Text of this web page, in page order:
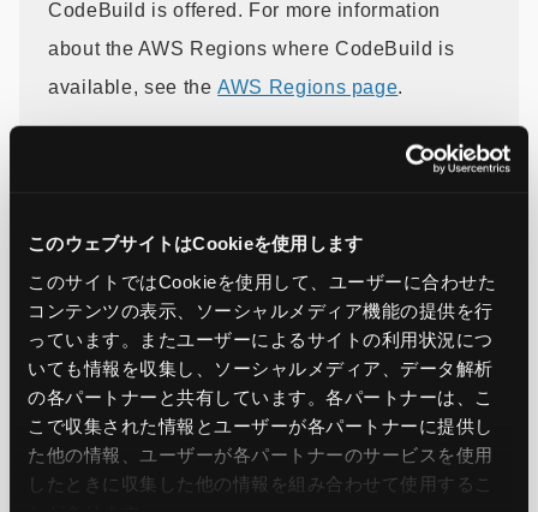
このウェブサイトはCookieを使用します
このサイトではCookieを使用して、ユーザーに合わせた
コンテンツの表示、ソーシャルメディア機能の提供を行
っています。またユーザーによるサイトの利用状況につ
いても情報を収集し、ソーシャルメディア、データ解析
の各パートナーと共有しています。各パートナーは、こ
こで収集された情報とユーザーが各パートナーに提供し
た他の情報、ユーザーが各パートナーのサービスを使用
したときに収集した他の情報を組み合わせて使用​​するこ
CodeBuild is offered. For more information
about the AWS Regions where CodeBuild is
available, see theAWS Regions page.
To learn more about CodeBuild’s condition
more about how to get started with CodeBuild,
visit theAWS CodeBuild product page.
引用元：
AWS CodeBuild announces support for
project ARN and build ARN IAM condition keys